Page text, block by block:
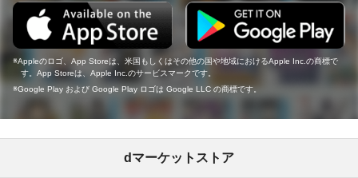
Appleのロゴ、App Storeは、米国もしくはその他の国や地域におけるApple Inc.の商標で
す。App Storeは、Apple Inc.のサービスマークです。
Google Play および Google Play ロゴは Google LLC の商標です。
dマーケットストア